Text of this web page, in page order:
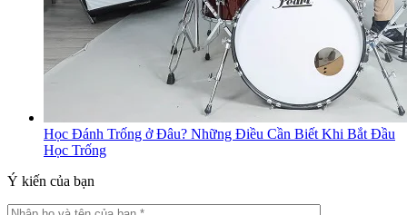
Học Đánh Trống ở Đâu? Những Điều Cần Biết Khi Bắt Đầu
Học Trống
Ý kiến của bạn